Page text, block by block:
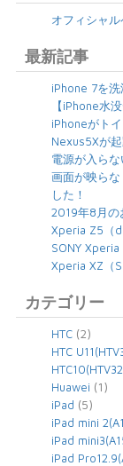
オフィシャ
最新記事
iPhone 7を
【iPhone水
iPhoneがト
Nexus5Xが
電源が入ら
画面が映ら
した！
2019年8月の
Xperia Z5（
SONY
Xperia XZ（
カテゴリー
HTC (2)
HTC
Huawei (1)
iPad (5)
iPad mini
iPad
iPad